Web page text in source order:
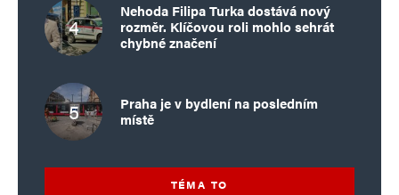
Nehoda Filipa Turka dostává nový
rozměr. Klíčovou roli mohlo sehrát
chybné značení
Praha je v bydlení na posledním
místě
TÉMA TO